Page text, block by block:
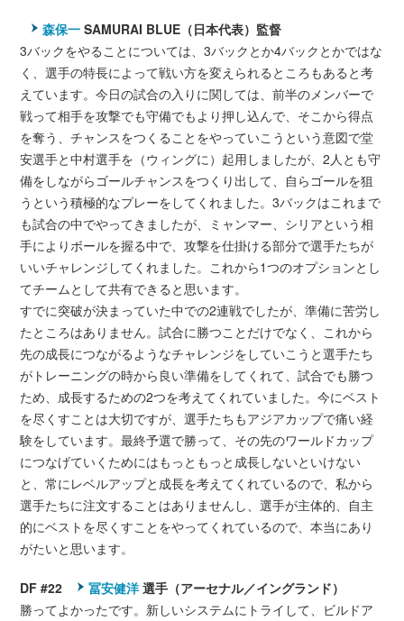
森保一 SAMURAI BLUE（日本代表）監督
3バックをやることについては、3バックとか4バックとかではな
く、選手の特長によって戦い方を変えられるところもあると考
えています。今日の試合の入りに関しては、前半のメンバーで
戦って相手を攻撃でも守備でもより押し込んで、そこから得点
を奪う、チャンスをつくることをやっていこうという意図で堂
安選手と中村選手を（ウィングに）起用しましたが、2人とも守
備をしながらゴールチャンスをつくり出して、自らゴールを狙
うという積極的なプレーをしてくれました。3バックはこれまで
も試合の中でやってきましたが、ミャンマー、シリアという相
手によりボールを握る中で、攻撃を仕掛ける部分で選手たちが
いいチャレンジしてくれました。これから1つのオプションとし
てチームとして共有できると思います。
すでに突破が決まっていた中での2連戦でしたが、準備に苦労し
たところはありません。試合に勝つことだけでなく、これから
先の成長につながるようなチャレンジをしていこうと選手たち
がトレーニングの時から良い準備をしてくれて、試合でも勝つ
ため、成長するための2つを考えてくれていました。今にベスト
を尽くすことは大切ですが、選手たちもアジアカップで痛い経
験をしています。最終予選で勝って、その先のワールドカップ
につなげていくためにはもっともっと成長しないといけない
と、常にレベルアップと成長を考えてくれているので、私から
選手たちに注文することはありませんし、選手が主体的、自主
的にベストを尽くすことをやってくれているので、本当にあり
がたいと思います。
DF #22 冨安健洋 選手（アーセナル／イングランド）
勝ってよかったです。新しいシステムにトライして、ビルドア